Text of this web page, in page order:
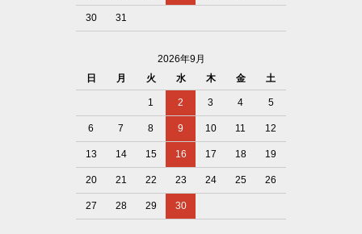
30 31
2026年9月
日
月 火 水 木 金 土
1 2 3 4 5
6 7 8 9 10 11 12
13 14 15 16 17 18 19
20 21 22 23 24 25 26
27 28 29 30